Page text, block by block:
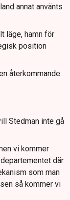
annat använts
läge, hamn för
position
återkommande
Stedman inte gå
vi kommer
där
som man
så kommer vi